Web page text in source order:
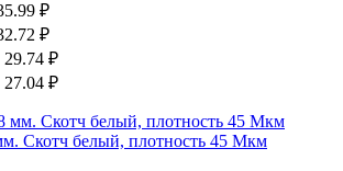
₽
₽
29.74 ₽
27.04 ₽
Скотч белый, плотность 45 Мкм